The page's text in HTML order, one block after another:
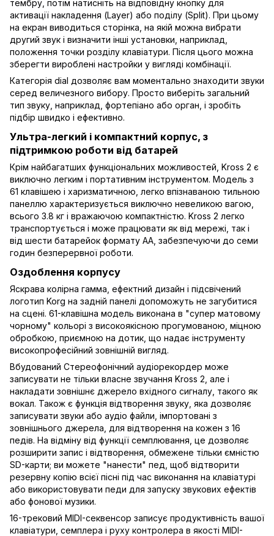
тембру, потім натисніть на відповідну кнопку для
активації накладення (Layer) або поділу (Split). При цьому
на екран виводиться сторінка, на якій можна вибрати
другий звук і визначити інші установки, наприклад,
положення точки розділу клавіатури. Після цього можна
зберегти вироблені настройки у вигляді комбінації.
Категорія dial дозволяє вам моментально знаходити звуки
серед величезного вибору. Просто виберіть загальний
тип звуку, наприклад, фортепіано або орган, і зробіть
підбір швидко і ефективно.
Ультра-легкий і компактний корпус, з
підтримкою роботи від батарей
Крім найбагатших функціональних можливостей, Kross 2 є
виключно легким і портативним інструментом. Модель з
61 клавішею і харизматичною, легко впізнаваною тильною
панеллю характеризується виключно невеликою вагою,
всього 3.8 кг і вражаючою компактністю. Kross 2 легко
транспортується і може працювати як від мережі, так і
від шести батарейок формату АА, забезпечуючи до семи
годин безперервної роботи.
Оздоблення корпусу
Яскрава колірна гамма, ефектний дизайн і підсвічений
логотип Korg на задній панелі допоможуть не загубитися
на сцені. 61-клавішна модель виконана в "супер матовому
чорному" кольорі з високоякісною прогумованою, міцною
обробкою, приємною на дотик, що надає інструменту
високопрофесійний зовнішній вигляд.
Вбудований Стереофонічний аудіорекордер може
записувати не тільки власне звучання Kross 2, але і
накладати зовнішнє джерело вхідного сигналу, такого як
вокал. Також є функція відтворення звуку, яка дозволяє
записувати звуки або аудіо файли, імпортовані з
зовнішнього джерела, для відтворення на кожен з 16
педів. На відміну від функції семплювання, це дозволяє
розширити запис і відтворення, обмежене тільки ємністю
SD-карти; ви можете "нанести" пед, щоб відтворити
резервну копію всієї пісні під час виконання на клавіатурі
або використовувати педи для запуску звукових ефектів
або фонової музики.
16-трековий MIDI-секвенсор записує продуктивність вашої
клавіатури, семплера і руху контролера в якості MIDI-